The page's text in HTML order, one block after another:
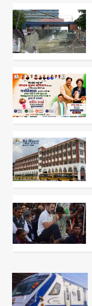
2
3
4
5